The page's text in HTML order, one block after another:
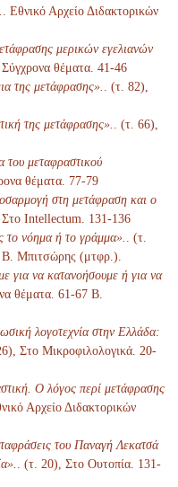
. Εθνικό Αρχείο Διδακτορικών
μερικών εγελιανών
Σύγχρονα θέματα. 41-46
της μετάφρασης».
. (τ. 82),
της μετάφρασης».
. (τ. 66),
του μεταφραστικού
θέματα. 77-79
στη μετάφραση και ο
Στο Intellectum. 131-136
το νόημα ή το γράμμα».
. (τ.
Μπιτσώρης (μτφρ.).
για να κατανοήσουμε ή για να
θέματα. 61-67 Β.
λογοτεχνία στην Ελλάδα:
Στο Μικροφιλολογικά. 20-
Ο λόγος περί μετάφρασης
Αρχείο Διδακτορικών
του Παναγή Λεκατσά
. (τ. 20), Στο Ουτοπία. 131-